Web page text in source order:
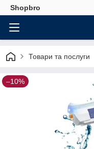
Shopbro
Товари та послуги
–10%